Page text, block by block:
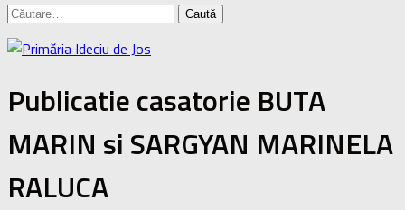
Caută
după:
Publicatie casatorie BUTA
MARIN si SARGYAN MARINELA
RALUCA